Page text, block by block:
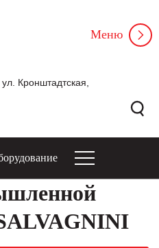
ул. Кронштадтская,
Меню